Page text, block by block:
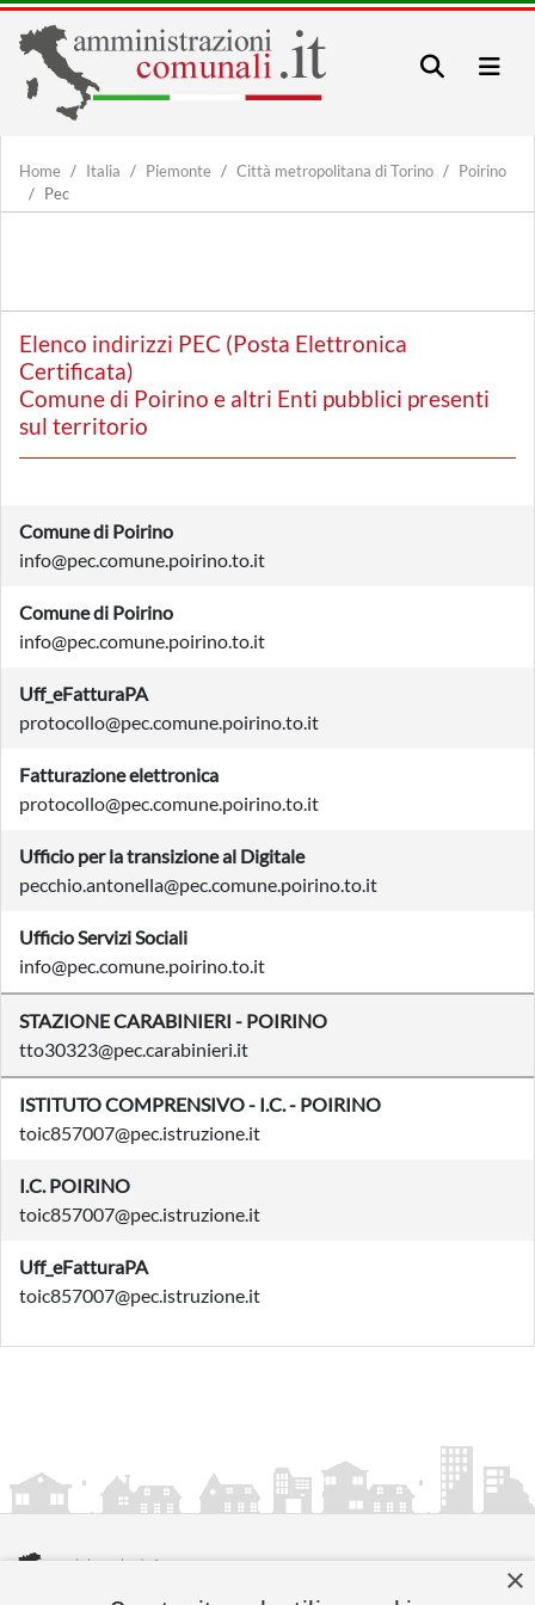
Home Italia Piemonte Città metropolitana di Torino
Poirino
Pec
Elenco indirizzi PEC (Posta Elettronica
Certificata)
Comune di Poirino e altri Enti pubblici presenti
sul territorio
Comune di Poirino
info@pec.comune.poirino.to.it
Comune di Poirino
info@pec.comune.poirino.to.it
Uff_eFatturaPA
protocollo@pec.comune.poirino.to.it
Fatturazione elettronica
protocollo@pec.comune.poirino.to.it
Ufficio per la transizione al Digitale
pecchio.antonella@pec.comune.poirino.to.it
Ufficio Servizi Sociali
info@pec.comune.poirino.to.it
STAZIONE CARABINIERI - POIRINO
tto30323@pec.carabinieri.it
ISTITUTO COMPRENSIVO - I.C. - POIRINO
toic857007@pec.istruzione.it
I.C. POIRINO
toic857007@pec.istruzione.it
Uff_eFatturaPA
toic857007@pec.istruzione.it
×